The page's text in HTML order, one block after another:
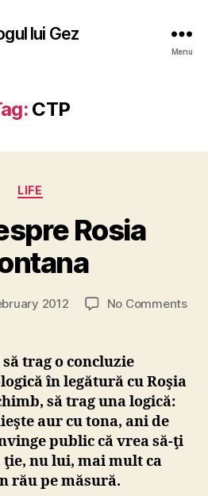
lui Gez
Menu
CTP
Categories
LIFE
Rosia
2012 No Commentson
trag o concluzie
în legătură cu Roşia
să trag una logică:
aur cu tona, ani de
public că vrea să-ţi
nu lui, mai mult ca
rău pe măsură.